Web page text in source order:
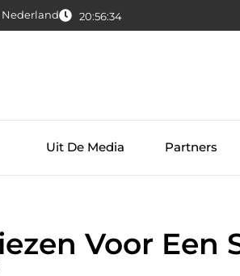
Nederland 20:56:35
Uit De Media Partners
Voor Een